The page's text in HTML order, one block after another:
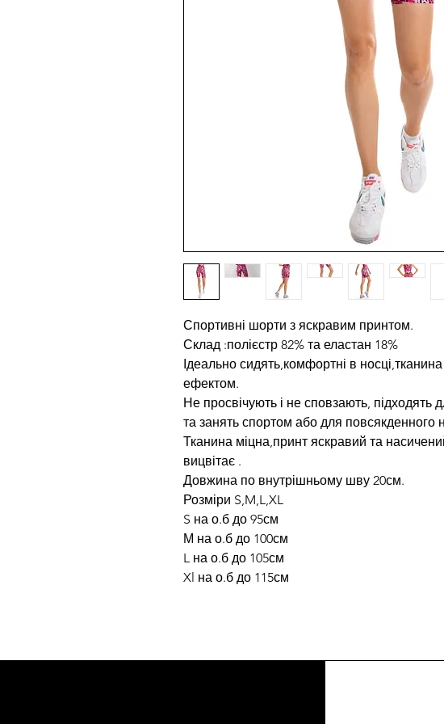
Спортивні шорти з яскравим принтом.
Склад :полієстр 82% та еластан 18%
Ідеально сидять,комфортні в
ефектом.
Не просвічують і не сповзають, підходять
та занять спортом або для повсякденного
Тканина міцна,принт яскравий та
вицвітає .
Довжина по внутрішньому шву 20см.
Розміри S,M,L,XL
S на о.б до 95см
М на о.б до 100см
L на о.б до 105см
Xl на о.б до 115см